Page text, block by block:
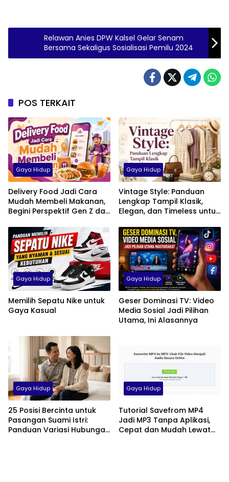
Relawan Anies DPW Kalsel Gelar Senam
Bersama Sekaligus Sosialisasi Pemilu 2024
POS TERKAIT
Gaya Hidup
Delivery Food Jadi Cara
Mudah Membeli Makanan,
Begini Perspektif Gen Z dan
Gaya Hidup
Vintage Style: Panduan
Lengkap Tampil Klasik,
Elegan, dan Timeless untuk
Gaya Hidup
Memilih Sepatu Nike untuk
Gaya Kasual
Gaya Hidup
Geser Dominasi TV: Video
Media Sosial Jadi Pilihan
Utama, Ini Alasannya
Gaya Hidup
25 Posisi Bercinta untuk
Pasangan Suami Istri:
Panduan Variasi Hubungan
Gaya Hidup
Tutorial Savefrom MP4
Jadi MP3 Tanpa Aplikasi,
Cepat dan Mudah Lewat